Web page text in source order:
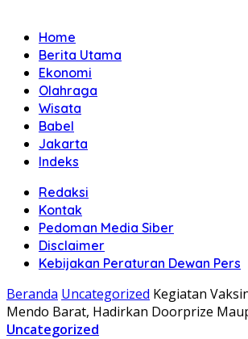
Home
Berita Utama
Ekonomi
Olahraga
Wisata
Babel
Jakarta
Indeks
Redaksi
Kontak
Pedoman Media Siber
Disclaimer
Kebijakan Peraturan Dewan Pers
Beranda Uncategorized Kegiatan
Mendo Barat, Hadirkan Doorprize
Uncategorized